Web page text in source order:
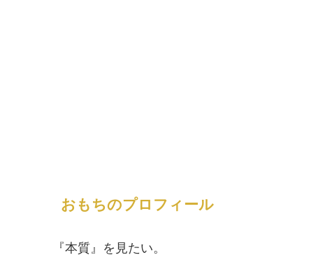
おもちのプロフィール
『本質』を見たい。